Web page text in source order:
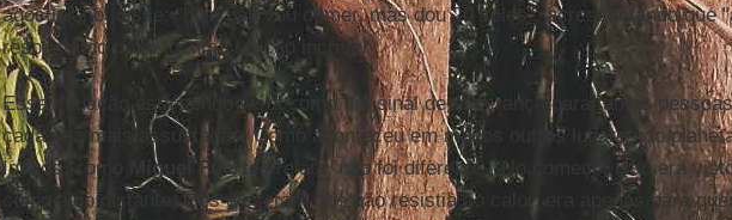
agostiniano, disse: "hoje não vou comer, mas dou 20 soles", acrescentando que
resposta do povo foi uma reação incrível".
Essa situação está sendo vista como um sinal de esperança para tantas
cada vez mais assustadas. Como aconteceu em muitos outros lugares do
Iquitos, como
Miguel Fuertes
relata, não foi diferente. “No começo, isso era
como algo distante, eles disseram que não resistia ao calor, era apenas para